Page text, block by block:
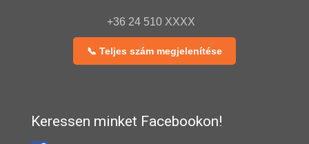
+36 24 510 XXXX
📞 Teljes szám megjelenítése
Keressen minket Facebookon!